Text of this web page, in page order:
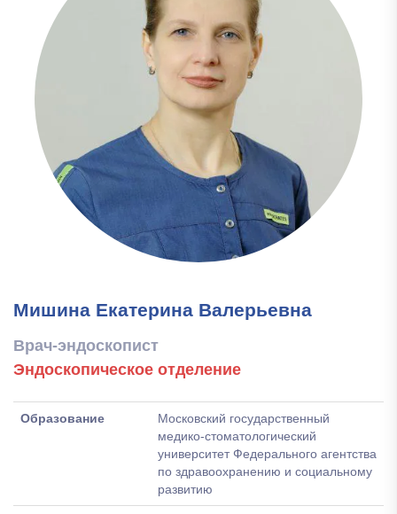
Мишина Екатерина Валерьевна
Врач-эндоскопист
Эндоскопическое отделение
Образование
Московский государственный
медико-стоматологический
университет Федерального агентства
по здравоохранению и социальному
развитию